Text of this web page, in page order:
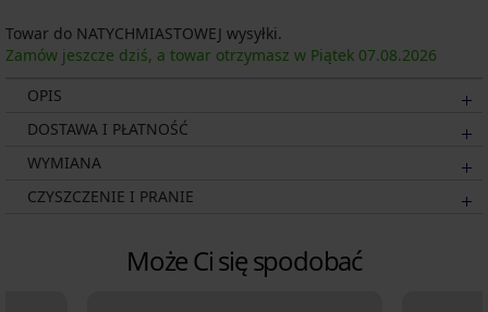
Towar do NATYCHMIASTOWEJ wysyłki.
Zamów jeszcze dziś, a towar otrzymasz w Piątek 07.08.2026
OPIS
DOSTAWA I PŁATNOŚĆ
WYMIANA
CZYSZCZENIE I PRANIE
Może Ci się spodobać